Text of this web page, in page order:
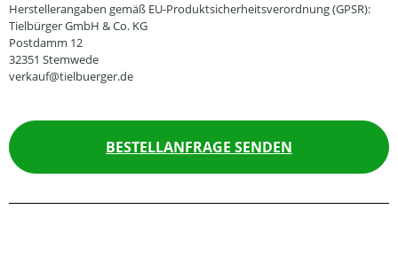
Herstellerangaben gemäß EU-Produktsicherheitsverordnung (GPSR):
Tielbürger GmbH & Co. KG
Postdamm 12
32351 Stemwede
verkauf@tielbuerger.de
BESTELLANFRAGE SENDEN